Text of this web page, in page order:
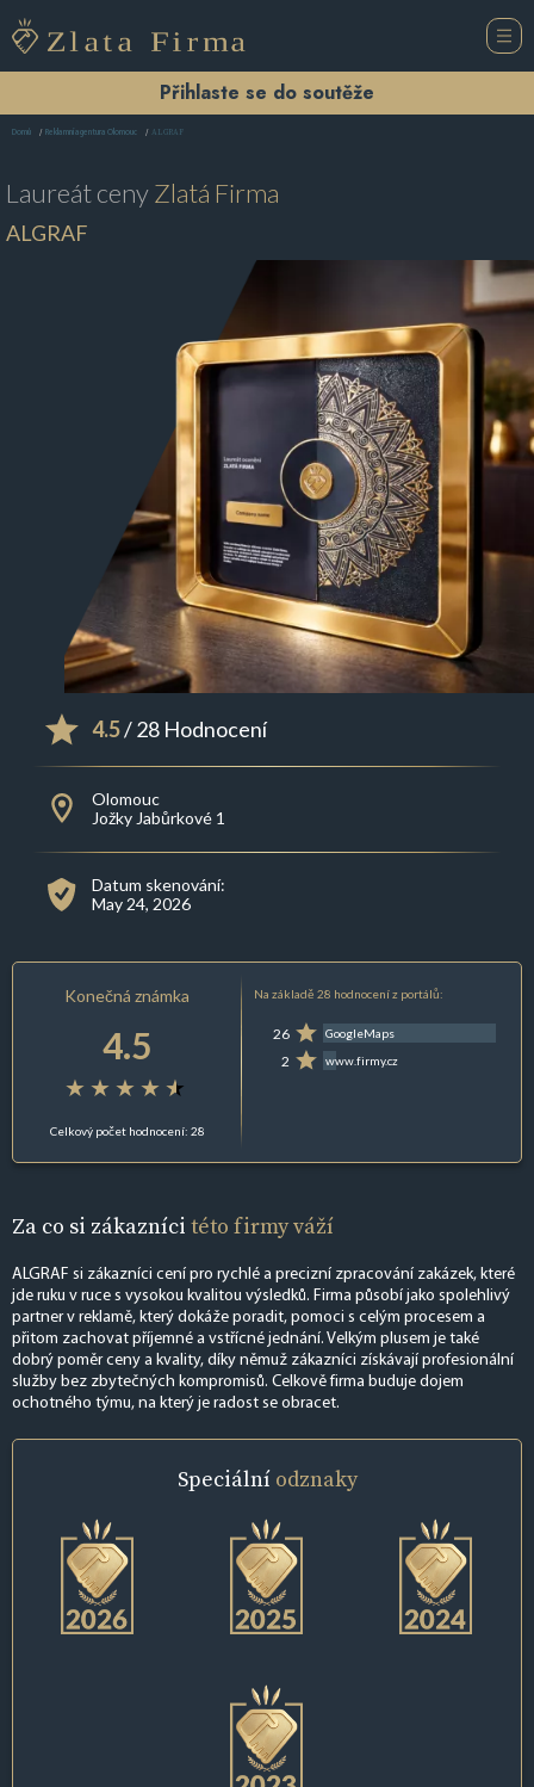
Přihlaste se do soutěže
Domů Reklamní agentura Olomouc ALGRAF
Laureát cenyZlatá Firma
ALGRAF
4.5/ 28 Hodnocení
Olomouc
Jožky Jabůrkové 1
Datum skenování:
May 24, 2026
Konečná známka
4.5
Celkový počet hodnocení: 28
Na základě 28 hodnocení z portálů:
26 GoogleMaps
2 www.firmy.cz
Za co si zákazníci této firmy váží
ALGRAF si zákazníci cení pro rychlé a precizní zpracování zakázek, které
jde ruku v ruce s vysokou kvalitou výsledků. Firma působí jako spolehlivý
partner v reklamě, který dokáže poradit, pomoci s celým procesem a
přitom zachovat příjemné a vstřícné jednání. Velkým plusem je také
dobrý poměr ceny a kvality, díky němuž zákazníci získávají profesionální
služby bez zbytečných kompromisů. Celkově firma buduje dojem
ochotného týmu, na který je radost se obracet.
Speciální odznaky